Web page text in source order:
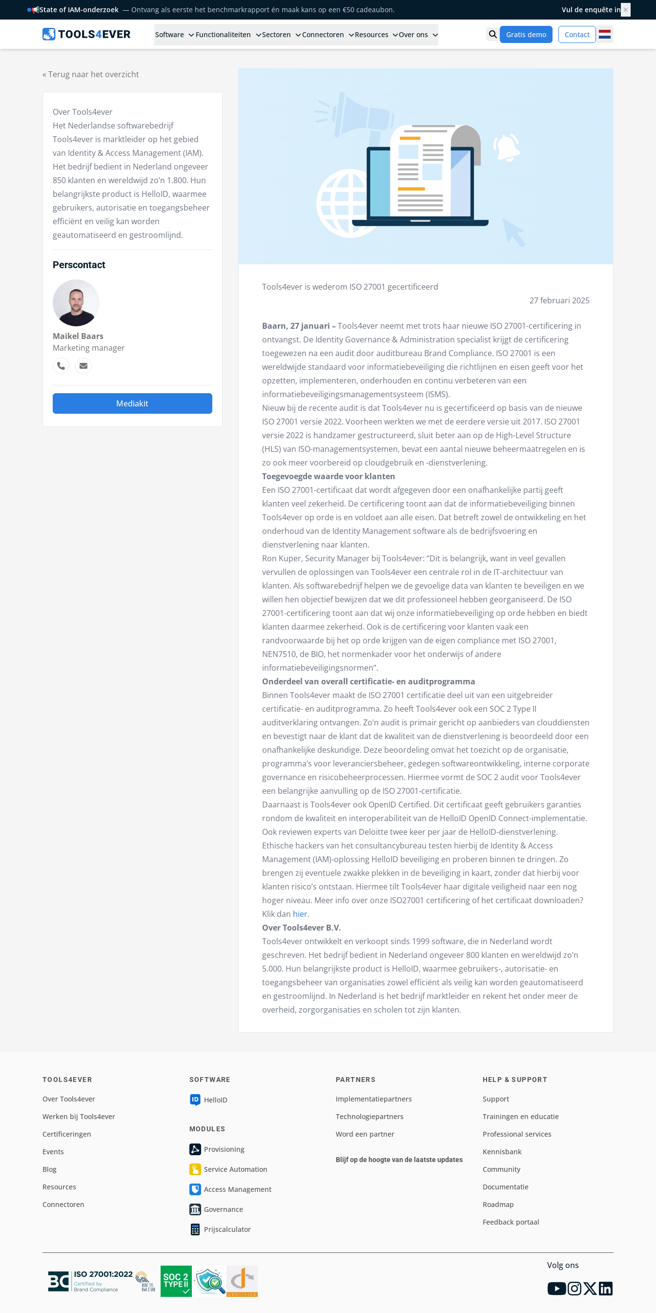
📢State of IAM-onderzoek — Ontvang als eerste het benchmarkrapport én maak kans op een €50 cadeaubon. Vul de enquête in ✕
Software Functionaliteiten Sectoren Connectoren Resources Over ons Toon zoek
Gratis demo Contact Netherlands
« Terug naar het overzicht
Over Tools4ever
Het Nederlandse softwarebedrijf
Tools4ever is marktleider op het gebied
van Identity & Access Management (IAM).
Het bedrijf bedient in Nederland ongeveer
850 klanten en wereldwijd zo’n 1.800. Hun
belangrijkste product is HelloID, waarmee
gebruikers, autorisatie en toegangsbeheer
efficiënt en veilig kan worden
geautomatiseerd en gestroomlijnd.
Perscontact
Maikel Baars
Marketing manager
Mediakit
Tools4ever is wederom ISO 27001 gecertificeerd
27 februari 2025
Baarn, 27 januari –Tools4ever neemt met trots haar nieuwe ISO 27001-certificering in
ontvangst. De Identity Governance & Administration specialist krijgt de certificering
toegewezen na een audit door auditbureau Brand Compliance. ISO 27001 is een
wereldwijde standaard voor informatiebeveiliging die richtlijnen en eisen geeft voor het
opzetten, implementeren, onderhouden en continu verbeteren van een
informatiebeveiligingsmanagementsysteem (ISMS).
Nieuw bij de recente audit is dat Tools4ever nu is gecertificeerd op basis van de nieuwe
ISO 27001 versie 2022. Voorheen werkten we met de eerdere versie uit 2017. ISO 27001
versie 2022 is handzamer gestructureerd, sluit beter aan op de High-Level Structure
(HLS) van ISO-managementsystemen, bevat een aantal nieuwe beheermaatregelen en is
zo ook meer voorbereid op cloudgebruik en -dienstverlening.
Toegevoegde waarde voor klanten
Een ISO 27001-certificaat dat wordt afgegeven door een onafhankelijke partij geeft
klanten veel zekerheid. De certificering toont aan dat de informatiebeveiliging binnen
Tools4ever op orde is en voldoet aan alle eisen. Dat betreft zowel de ontwikkeling en het
onderhoud van de Identity Management software als de bedrijfsvoering en
dienstverlening naar klanten.
Ron Kuper, Security Manager bij Tools4ever: “Dit is belangrijk, want in veel gevallen
vervullen de oplossingen van Tools4ever een centrale rol in de IT-architectuur van
klanten. Als softwarebedrijf helpen we de gevoelige data van klanten te beveiligen en we
willen hen objectief bewijzen dat we dit professioneel hebben georganiseerd. De ISO
27001-certificering toont aan dat wij onze informatiebeveiliging op orde hebben en biedt
klanten daarmee zekerheid. Ook is de certificering voor klanten vaak een
randvoorwaarde bij het op orde krijgen van de eigen compliance met ISO 27001,
NEN7510, de BIO, het normenkader voor het onderwijs of andere
informatiebeveiligingsnormen”.
Onderdeel van overall certificatie- en auditprogramma
Binnen Tools4ever maakt de ISO 27001 certificatie deel uit van een uitgebreider
certificatie- en auditprogramma. Zo heeft Tools4ever ook een SOC 2 Type II
auditverklaring ontvangen. Zo’n audit is primair gericht op aanbieders van clouddiensten
en bevestigt naar de klant dat de kwaliteit van de dienstverlening is beoordeeld door een
onafhankelijke deskundige. Deze beoordeling omvat het toezicht op de organisatie,
programma’s voor leveranciersbeheer, gedegen softwareontwikkeling, interne corporate
governance en risicobeheerprocessen. Hiermee vormt de SOC 2 audit voor Tools4ever
een belangrijke aanvulling op de ISO 27001-certificatie.
Daarnaast is Tools4ever ook OpenID Certified. Dit certificaat geeft gebruikers garanties
rondom de kwaliteit en interoperabiliteit van de HelloID OpenID Connect-implementatie.
Ook reviewen experts van Deloitte twee keer per jaar de HelloID-dienstverlening.
Ethische hackers van het consultancybureau testen hierbij de Identity & Access
Management (IAM)-oplossing HelloID beveiliging en proberen binnen te dringen. Zo
brengen zij eventuele zwakke plekken in de beveiliging in kaart, zonder dat hierbij voor
klanten risico’s ontstaan. Hiermee tilt Tools4ever haar digitale veiligheid naar een nog
hoger niveau. Meer info over onze ISO27001 certificering of het certificaat downloaden?
Klik dan hier.
Over Tools4ever B.V.
Tools4ever ontwikkelt en verkoopt sinds 1999 software, die in Nederland wordt
geschreven. Het bedrijf bedient in Nederland ongeveer 800 klanten en wereldwijd zo’n
5.000. Hun belangrijkste product is HelloID, waarmee gebruikers-, autorisatie- en
toegangsbeheer van organisaties zowel efficiënt als veilig kan worden geautomatiseerd
en gestroomlijnd. In Nederland is het bedrijf marktleider en rekent het onder meer de
overheid, zorgorganisaties en scholen tot zijn klanten.
TOOLS4EVER
Over Tools4ever
Werken bij Tools4ever
Certificeringen
Events
Blog
Resources
Connectoren
SOFTWARE
HelloID
MODULES
Provisioning
Service Automation
Access Management
Governance
Prijscalculator
PARTNERS
Implementatiepartners
Technologiepartners
Word een partner
Blijf op de hoogte van de laatste updates
HELP & SUPPORT
Support
Trainingen en educatie
Professional services
Kennisbank
Community
Documentatie
Roadmap
Feedback portaal
Volg ons